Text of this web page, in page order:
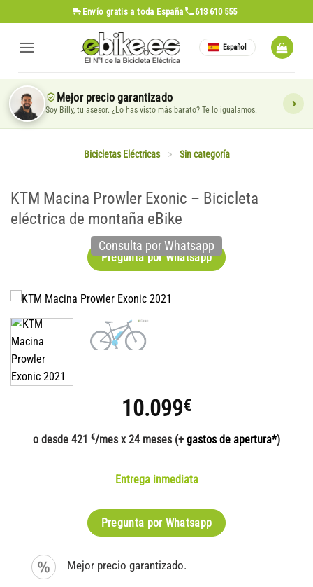
al
contenido
Envío gratis a toda España 613 610 555
Español
Mejor precio garantizado
Soy Billy, tu asesor. ¿Lo has visto más barato? Te lo igualamos.
Bicicletas Eléctricas > Sin categoría
KTM Macina Prowler Exonic – Bicicleta
eléctrica de montaña eBike
Pregunta por Whatsapp
Consulta por Whatsapp
10.099€
o desde 421 €/mes x 24 meses (+ gastos de apertura*)
Entrega inmediata
Pregunta por Whatsapp
Mejor precio garantizado.